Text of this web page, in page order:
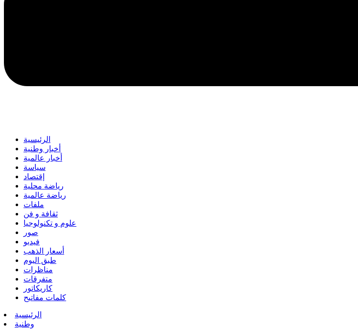
الرئيسية
أخبار وطنية
أخبار عالمية
سياسة
إقتصاد
رياضة محلية
رياضة عالمية
ملفات
ثقافة و فن
علوم و تكنولوجيا
صور
فيديو
أسعار الذهب
طبق اليوم
مناظرات
متفرقات
كاريكاتور
كلمات مفاتيح
الرئيسية
وطنية